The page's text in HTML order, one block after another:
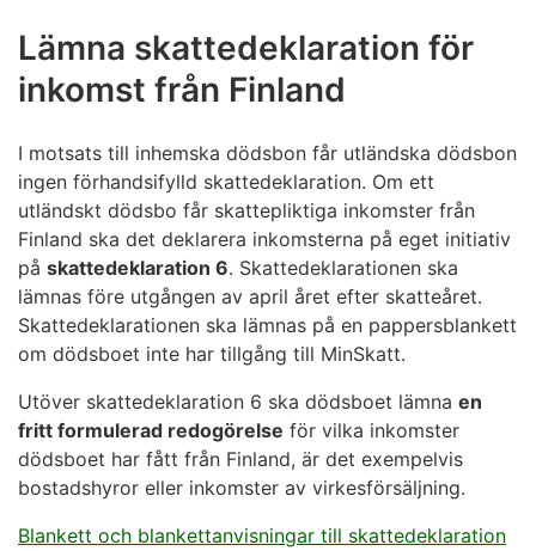
Lämna skattedeklaration för
inkomst från Finland
I motsats till inhemska dödsbon får utländska dödsbon
ingen förhandsifylld skattedeklaration. Om ett
utländskt dödsbo får skattepliktiga inkomster från
Finland ska det deklarera inkomsterna på eget initiativ
på skattedeklaration 6. Skattedeklarationen ska
lämnas före utgången av april året efter skatteåret.
Skattedeklarationen ska lämnas på en pappersblankett
om dödsboet inte har tillgång till MinSkatt.
Utöver skattedeklaration 6 ska dödsboet lämna en
fritt formulerad redogörelse för vilka inkomster
dödsboet har fått från Finland, är det exempelvis
bostadshyror eller inkomster av virkesförsäljning.
Blankett och blankettanvisningar till skattedeklaration